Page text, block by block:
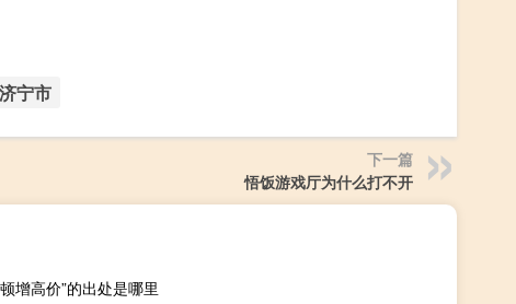
济宁市
下一篇
悟饭游戏厅为什么打不开
增高价”的出处是哪里